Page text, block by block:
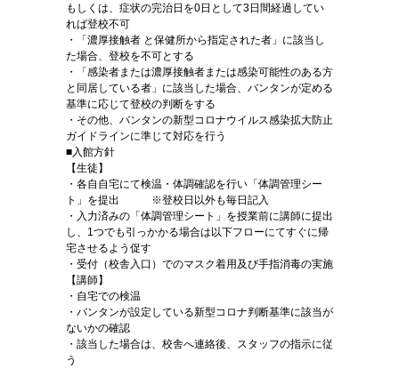
もしくは、症状の完治日を0日として3日間経過してい
れば登校不可
・「濃厚接触者 と保健所から指定された者」に該当し
た場合、登校を不可とする
・「感染者または濃厚接触者または感染可能性のある方
と同居している者」に該当した場合、バンタンが定める
基準に応じて登校の判断をする
・その他、バンタンの新型コロナウイルス感染拡大防止
ガイドラインに準じて対応を行う
■入館方針
【生徒】
・各自自宅にて検温・体調確認を行い「体調管理シー
ト」を提出 ※登校日以外も毎日記入
・入力済みの「体調管理シート」を授業前に講師に提出
し、1つでも引っかかる場合は以下フローにてすぐに帰
宅させるよう促す
・受付（校舎入口）でのマスク着用及び手指消毒の実施
【講師】
・自宅での検温
・バンタンが設定している新型コロナ判断基準に該当が
ないかの確認
・該当した場合は、校舎へ連絡後、スタッフの指示に従
う